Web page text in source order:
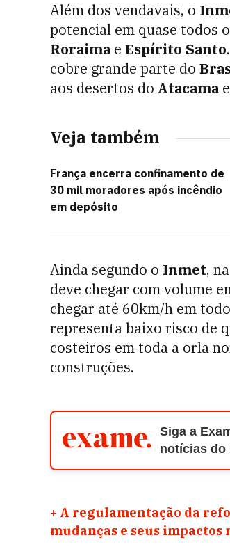
Além dos vendavais, o
potencial em quase todos
Roraima e Espírito Santo
cobre grande parte do
aos desertos do Atacama e
Veja também
França encerra confinamento de
30 mil moradores após incêndio
em depósito
Ainda segundo o Inmet, na
deve chegar com volume
chegar até 60km/h em
representa baixo risco de
costeiros em toda a orla
construções.
Siga a
notícias do
+ A regulamentação da
mudanças e seus impactos